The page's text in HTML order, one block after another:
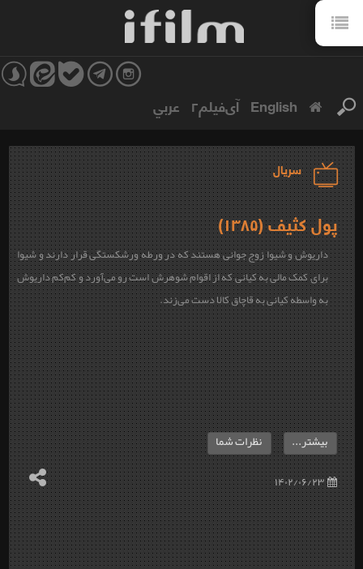
English آی‌فیلم۲ عربي
سریال
پول کثیف (۱۳۸۵)
داریوش و شیوا زوج جوانی هستند که در ورطه ورشکستگی قرار دارند و شیوا
برای کمک مالی به کیانی که از اقوام شوهرش است رو می‌آورد و کم‌کم داریوش
به واسطه کیانی به قاچاق کالا دست می‌زند.
۱۴۰۲/۰۶/۲۳
بیشتر... نظرات شما